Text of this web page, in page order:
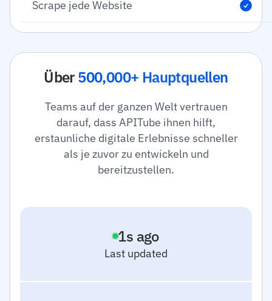
Scrape jede Website
Über500,000+ Hauptquellen
Teams auf der ganzen Welt vertrauen
darauf, dass APITube ihnen hilft,
erstaunliche digitale Erlebnisse schneller
als je zuvor zu entwickeln und
bereitzustellen.
Last updated
2s ago